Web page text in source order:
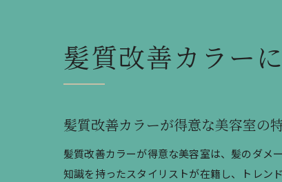
髪質改善カラー
髪質改善カラーが得意な美容室の
髪質改善カラーが得意な美容室は、髪のダメ
知識を持ったスタイリストが在籍し、トレン